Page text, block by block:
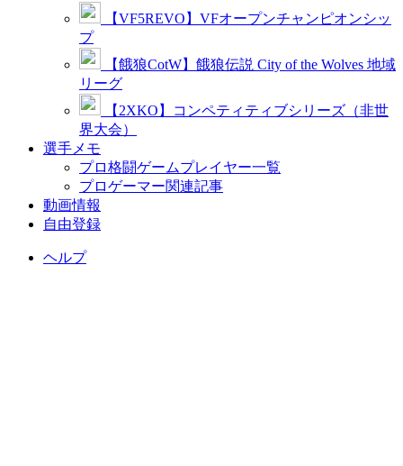
【VF5REVO】VFオープンチャンピオンシッ
プ
【餓狼CotW】餓狼伝説 City of the Wolves 地域
リーグ
【2XKO】コンペティティブシリーズ（非世
界大会）
選手メモ
プロ格闘ゲームプレイヤー一覧
プロゲーマー関連記事
動画情報
自由登録
ヘルプ